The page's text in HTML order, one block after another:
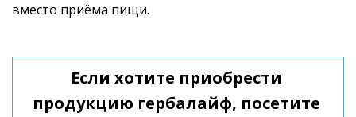
вместо приёма пищи.
Если хотите приобрести
продукцию гербалайф, посетите